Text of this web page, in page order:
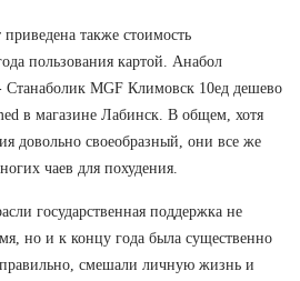
также стоимость
пользования картой. Анабол
Станаболик MGF Климовск 10ед дешево
в магазине Лабинск. В общем, хотя
довольно своеобразный, они все же
чаев для похудения.
государственная поддержка не
но и к концу года была существенно
смешали личную жизнь и